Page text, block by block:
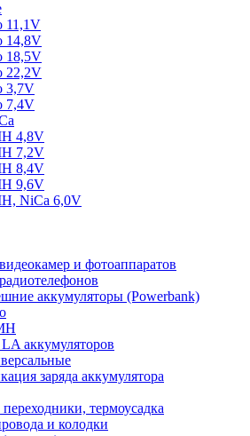
11,1V
14,8V
18,5V
22,2V
3,7V
7,4V
4,8V
7,2V
8,4V
9,6V
NiCa 6,0V
и фотоаппаратов
аккумуляторы (Powerbank)
аккумуляторов
заряда аккумулятора
термоусадка
и колодки